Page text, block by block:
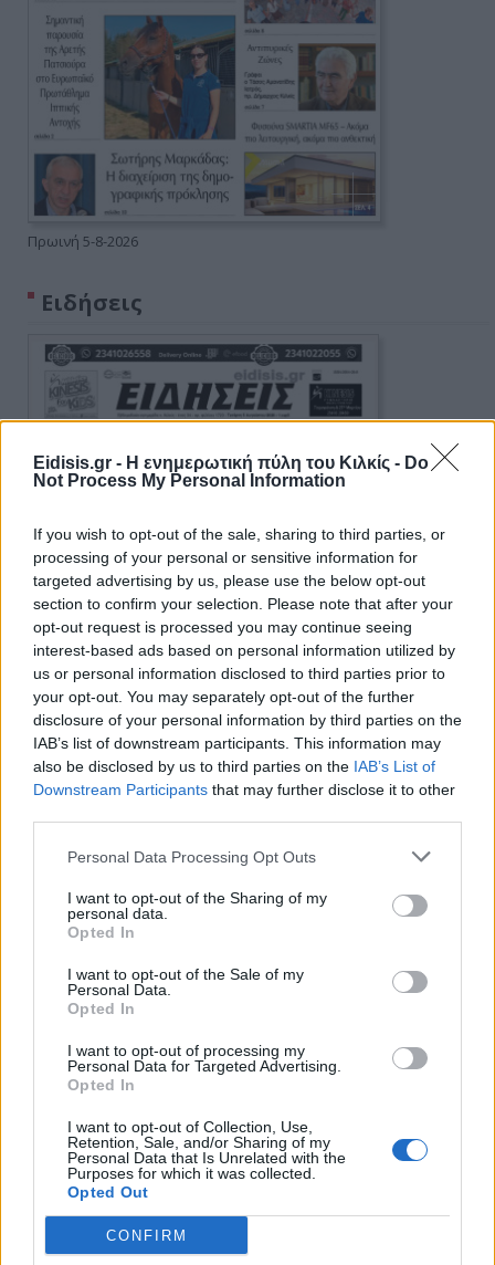
Eidisis.gr - Η ενημερωτική πύλη του Κιλκίς - Do
Not Process My Personal Information
If you wish to opt-out of the sale, sharing to third parties, or
processing of your personal or sensitive information for
targeted advertising by us, please use the below opt-out
section to confirm your selection. Please note that after your
opt-out request is processed you may continue seeing
interest-based ads based on personal information utilized by
us or personal information disclosed to third parties prior to
your opt-out. You may separately opt-out of the further
disclosure of your personal information by third parties on the
IAB’s list of downstream participants. This information may
also be disclosed by us to third parties on the IAB’s List of
Downstream Participants that may further disclose it to other
Personal Data Processing Opt Outs
I want to opt-out of the Sharing of my
personal data.
Opted In
I want to opt-out of the Sale of my
Personal Data.
Opted In
I want to opt-out of processing my
Personal Data for Targeted Advertising.
Opted In
I want to opt-out of Collection, Use,
Retention, Sale, and/or Sharing of my
Personal Data that Is Unrelated with the
Purposes for which it was collected.
Opted Out
CONFIRM
Πρωινή 5-8-2026
Ειδήσεις
Ειδήσεις 5-8-2026
ΑΠΟΨΕΙΣ